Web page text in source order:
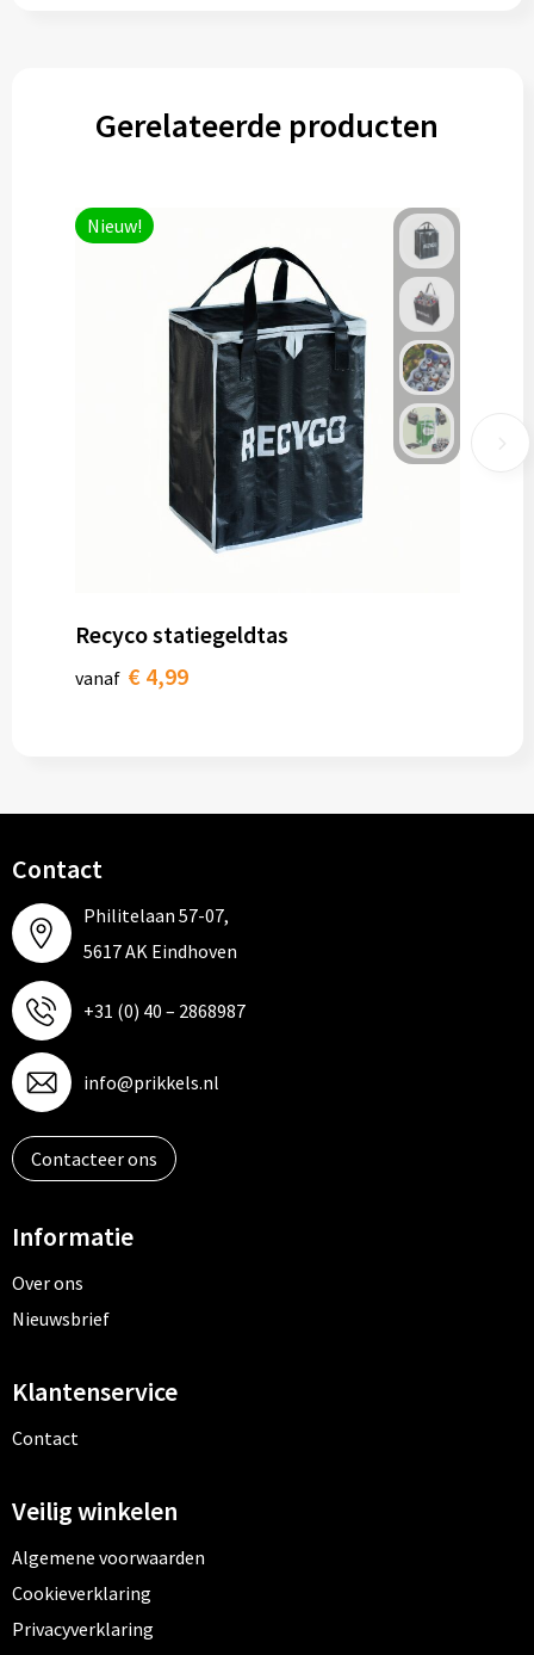
Gerelateerde producten
Nieuw!
Recyco statiegeldtas
vanaf € 4,99
Contact
Philitelaan 57-07,
5617 AK Eindhoven
+31 (0) 40 – 2868987
info@prikkels.nl
Contacteer ons
Informatie
Over ons
Nieuwsbrief
Klantenservice
Contact
Veilig winkelen
Algemene voorwaarden
Cookieverklaring
Privacyverklaring